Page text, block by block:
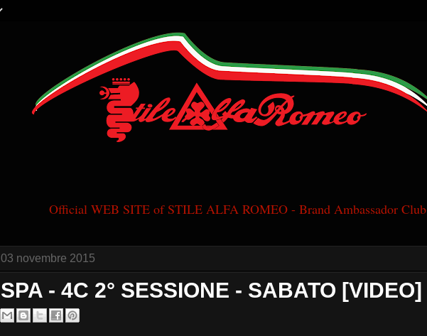
Official WEB SITE of STILE ALFA ROMEO - Brand Ambassador Club
03 novembre 2015
SPA - 4C 2° SESSIONE - SABATO [VIDEO]